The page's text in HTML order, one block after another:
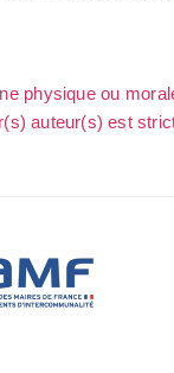
physique ou
auteur(s) est